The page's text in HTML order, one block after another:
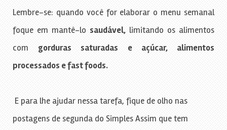
Lembre-se: quando você for elaborar o menu semanal
foque em mantê-lo saudável, limitando os alimentos
com gorduras saturadas e açúcar, alimentos
processados e fast foods.
E para lhe ajudar nessa tarefa, fique de olho nas
postagens de segunda do Simples Assim que tem